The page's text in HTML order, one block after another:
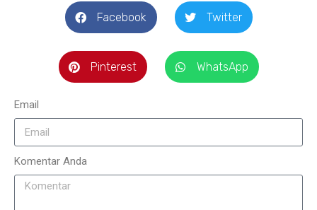
Facebook Twitter
Pinterest WhatsApp
Email
Komentar Anda